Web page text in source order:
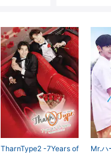
TharnType2 -7Years of
Mr.ハ